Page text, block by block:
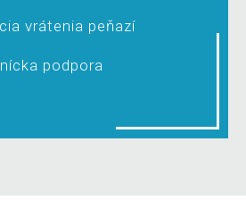
vrátenia peňazí
podpora